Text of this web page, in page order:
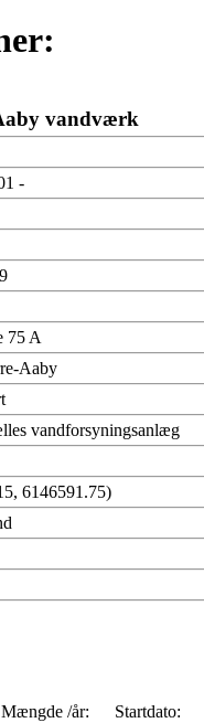
vandværk
-
75 A
Aaby
vandforsyningsanlæg
6146591.75)
Mængde /år:
Startdato: